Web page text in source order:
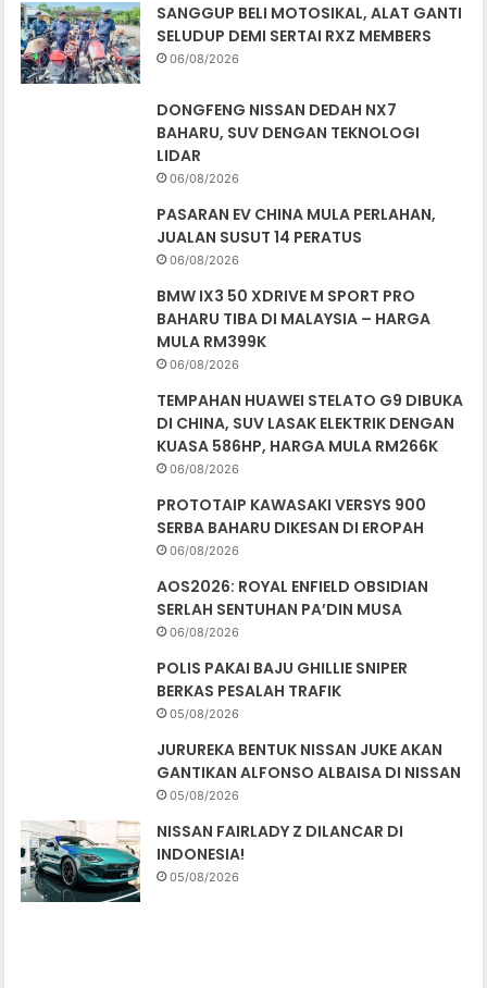
SANGGUP BELI MOTOSIKAL, ALAT GANTI
SELUDUP DEMI SERTAI RXZ MEMBERS
06/08/2026
DONGFENG NISSAN DEDAH NX7
BAHARU, SUV DENGAN TEKNOLOGI
LIDAR
06/08/2026
PASARAN EV CHINA MULA PERLAHAN,
JUALAN SUSUT 14 PERATUS
06/08/2026
BMW IX3 50 XDRIVE M SPORT PRO
BAHARU TIBA DI MALAYSIA – HARGA
MULA RM399K
06/08/2026
TEMPAHAN HUAWEI STELATO G9 DIBUKA
DI CHINA, SUV LASAK ELEKTRIK DENGAN
KUASA 586HP, HARGA MULA RM266K
06/08/2026
PROTOTAIP KAWASAKI VERSYS 900
SERBA BAHARU DIKESAN DI EROPAH
06/08/2026
AOS2026: ROYAL ENFIELD OBSIDIAN
SERLAH SENTUHAN PA’DIN MUSA
06/08/2026
POLIS PAKAI BAJU GHILLIE SNIPER
BERKAS PESALAH TRAFIK
05/08/2026
JURUREKA BENTUK NISSAN JUKE AKAN
GANTIKAN ALFONSO ALBAISA DI NISSAN
05/08/2026
NISSAN FAIRLADY Z DILANCAR DI
INDONESIA!
05/08/2026